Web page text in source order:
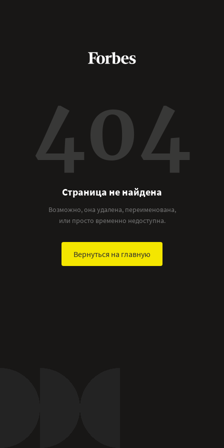
404
Страница не найдена
Возможно, она удалена, переименована,
или просто временно недоступна.
Вернуться на главную